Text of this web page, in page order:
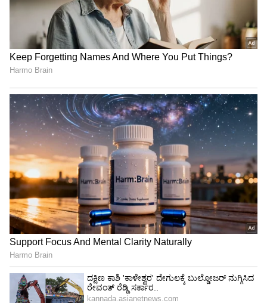
Image Credit :Chat Gpt
ಸಿಂಹ
. ಈ ರಾಶಿಚಕ್ರದ ಶುಭ ಸ್ಥಾನದಲ್ಲಿ ಬುಧನ ಸಂಚಾರದಿಂದಾಗಿ,
ಐಟಿ, ಸಂವಹನ, ಎಂಜಿನಿಯರಿಂಗ್, ಬ್ಯಾಂಕಿಂಗ್, ವ್ಯವಹಾರ
ಮತ್ತು ಹಣಕಾಸು ಮುಂತಾದ ಕ್ಷೇತ್ರಗಳಿಗೆ ಸೇರಿದವರ
ಜೀವನವು ಹೊಸ ತಿರುವು ಪಡೆಯುವ ಸಾಧ್ಯತೆಯಿದೆ. ಅವರು
ಈ ಕ್ಷೇತ್ರಗಳಲ್ಲಿ ಉನ್ನತ ಸ್ಥಾನವನ್ನು ತಲುಪುತ್ತಾರೆ. ಬ್ಯಾಂಕ್
ಬ್ಯಾಲೆನ್ಸ್ ಖಂಡಿತವಾಗಿಯೂ ಹೆಚ್ಚಾಗುತ್ತದೆ.
ಒಡಹುಟ್ಟಿದವರೊಂದಿಗೆ ಸ್ನೇಹ ಬೆಳೆಯುತ್ತದೆ. ಪ್ರಭಾವಿ
ಜನರೊಂದಿಗೆ ಸಂಪರ್ಕಗಳು ಹೆಚ್ಚಾಗುತ್ತವೆ. ಒಳ್ಳೆಯ ಸುದ್ದಿಗಳು
ಬಹಳಷ್ಟು ಕೇಳಿಬರುತ್ತವೆ. ಒಳ್ಳೆಯ ಬೆಳವಣಿಗೆಗಳು
ನಡೆಯುತ್ತವೆ.